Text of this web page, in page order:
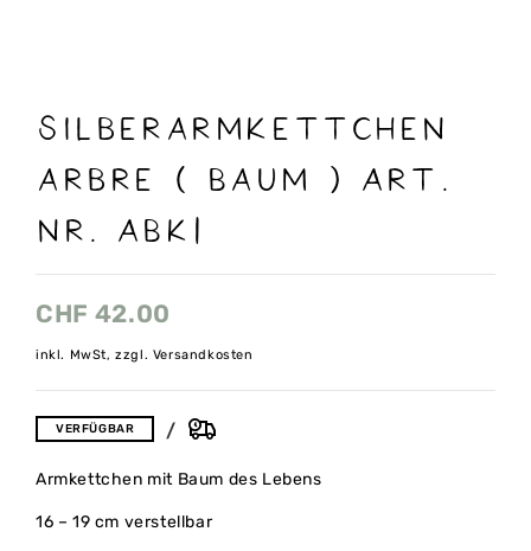
Silberarmkettchen
arbre ( Baum ) Art.
nr. ABK1
CHF 42.00
inkl. MwSt, zzgl. Versandkosten
VERFÜGBAR
Armkettchen mit Baum des Lebens
16 – 19 cm verstellbar